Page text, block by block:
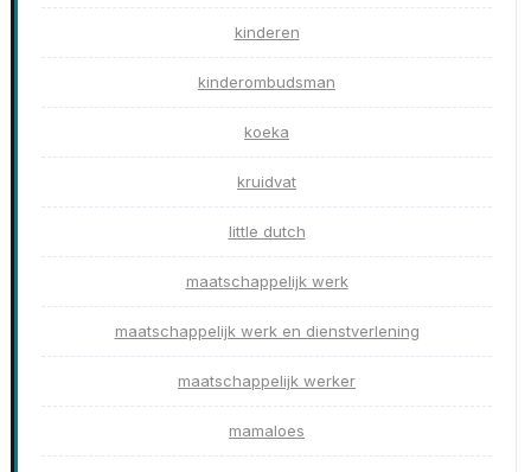
kinderen
kinderombudsman
koeka
kruidvat
little dutch
maatschappelijk werk
maatschappelijk werk en dienstverlening
maatschappelijk werker
mamaloes